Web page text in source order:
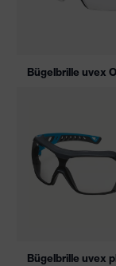
Bügelbrille uvex
Bügelbrille uvex